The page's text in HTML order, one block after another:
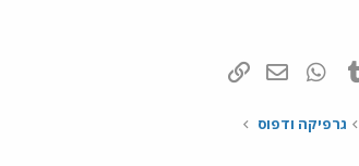
Tumblr
WhatsAppדואר אלקטרוני
גרפיקה ודפוס